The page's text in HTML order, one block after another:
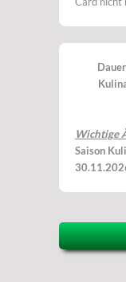
Wichtige
Saison